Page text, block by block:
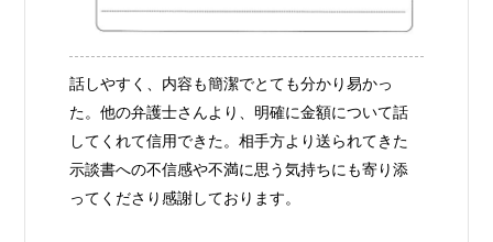
話しやすく、内容も簡潔でとても分かり易かっ
た。他の弁護士さんより、明確に金額について話
してくれて信用できた。相手方より送られてきた
示談書への不信感や不満に思う気持ちにも寄り添
ってくださり感謝しております。